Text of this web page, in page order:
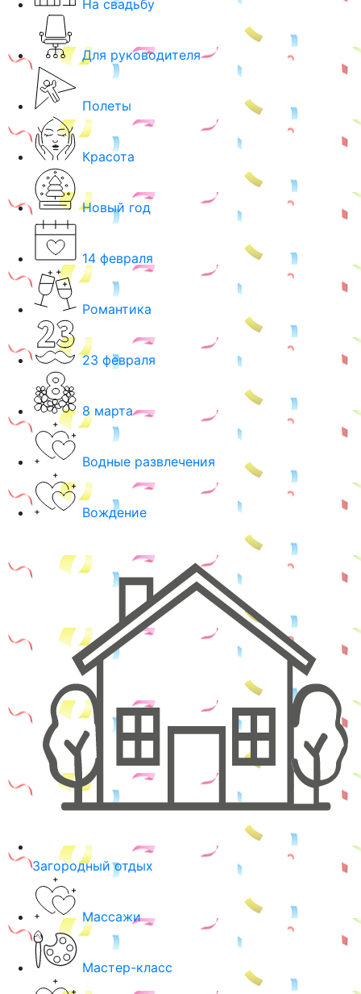
На свадьбу
Для руководителя
Полеты
Красота
Новый год
14 февраля
Романтика
23 февраля
8 марта
Водные развлечения
Вождение
Загородный отдых
Массажи
Мастер-класс